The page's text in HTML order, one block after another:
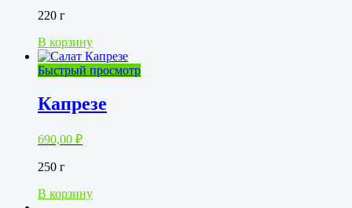
220 г
В корзину
Быстрый просмотр
Капрезе
690,00 ₽
250 г
В корзину